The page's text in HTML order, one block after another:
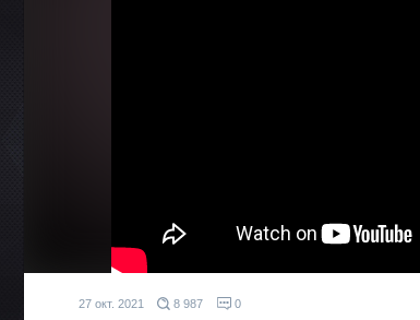
27 окт. 2021 8 987 0